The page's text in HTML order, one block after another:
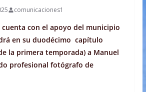
comunicaciones1
cuenta con el apoyo del municipio
en su duodécimo capítulo
la primera temporada) a Manuel
profesional fotógrafo de